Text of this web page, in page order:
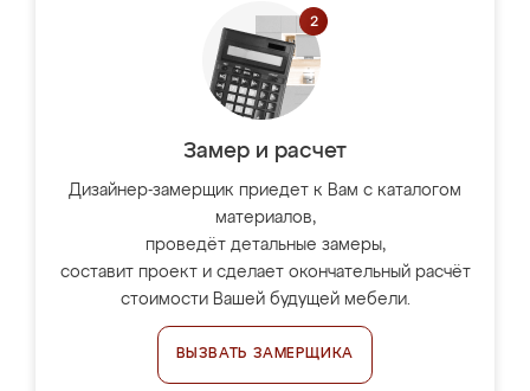
Замер и расчет
Дизайнер-замерщик приедет к Вам с каталогом
материалов,
проведёт детальные замеры,
составит проект и сделает окончательный расчёт
стоимости Вашей будущей мебели.
ВЫЗВАТЬ ЗАМЕРЩИКА